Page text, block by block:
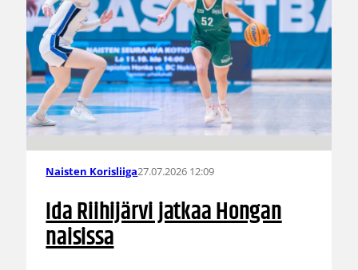
Naisten Korisliiga27.07.2026 12:09
Ida Riihijärvi jatkaa Hongan
naisissa